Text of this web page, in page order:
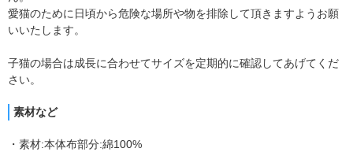
愛猫のために日頃から危険な場所や物を排除して頂きますようお願
いいたします。
子猫の場合は成長に合わせてサイズを定期的に確認してあげてくだ
さい。
素材など
・素材:本体布部分:綿100%